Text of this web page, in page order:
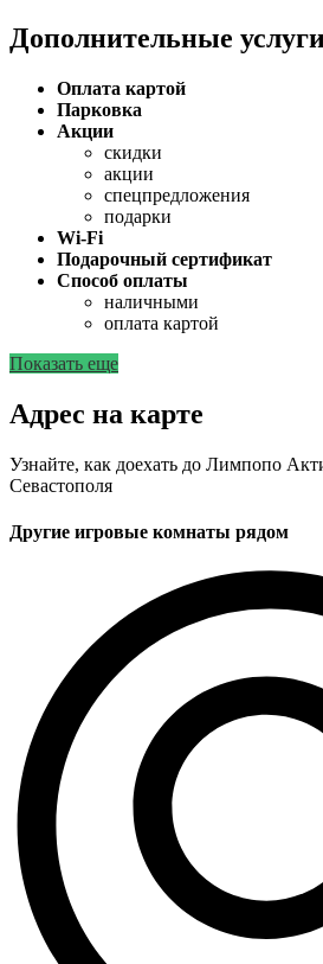
Дополнительные
Оплата картой
Парковка
Акции
скидки
акции
спецпредложения
подарки
Wi-Fi
Подарочный сертификат
Способ оплаты
наличными
оплата картой
Показать еще
Адрес на карте
Узнайте, как доехать до Лимпопо
Севастополя
Другие игровые комнаты рядом